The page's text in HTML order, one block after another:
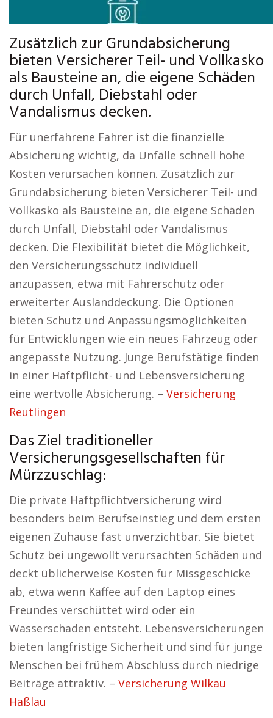
Zusätzlich zur Grundabsicherung
bieten Versicherer Teil- und Vollkasko
als Bausteine an, die eigene Schäden
durch Unfall, Diebstahl oder
Vandalismus decken.
Für unerfahrene Fahrer ist die finanzielle
Absicherung wichtig, da Unfälle schnell hohe
Kosten verursachen können. Zusätzlich zur
Grundabsicherung bieten Versicherer Teil- und
Vollkasko als Bausteine an, die eigene Schäden
durch Unfall, Diebstahl oder Vandalismus
decken. Die Flexibilität bietet die Möglichkeit,
den Versicherungsschutz individuell
anzupassen, etwa mit Fahrerschutz oder
erweiterter Auslanddeckung. Die Optionen
bieten Schutz und Anpassungsmöglichkeiten
für Entwicklungen wie ein neues Fahrzeug oder
angepasste Nutzung. Junge Berufstätige finden
in einer Haftpflicht- und Lebensversicherung
eine wertvolle Absicherung. – Versicherung
Reutlingen
Das Ziel traditioneller
Versicherungsgesellschaften für
Mürzzuschlag:
Die private Haftpflichtversicherung wird
besonders beim Berufseinstieg und dem ersten
eigenen Zuhause fast unverzichtbar. Sie bietet
Schutz bei ungewollt verursachten Schäden und
deckt üblicherweise Kosten für Missgeschicke
ab, etwa wenn Kaffee auf den Laptop eines
Freundes verschüttet wird oder ein
Wasserschaden entsteht. Lebensversicherungen
bieten langfristige Sicherheit und sind für junge
Menschen bei frühem Abschluss durch niedrige
Beiträge attraktiv. – Versicherung Wilkau
Haßlau